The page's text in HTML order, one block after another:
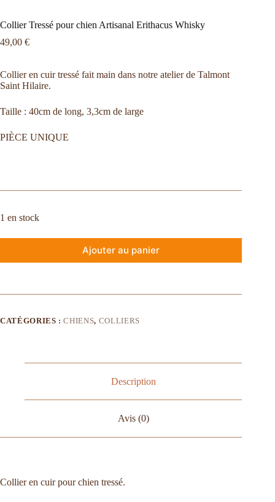
Collier Tressé pour chien Artisanal Erithacus Whisky
49,00 €
Collier en cuir tressé fait main dans notre atelier de Talmont
Saint Hilaire.
Taille : 40cm de long, 3,3cm de large
PIÈCE UNIQUE
1 en stock
Ajouter au panier
CATÉGORIES :CHIENS, COLLIERS
Description
Avis (0)
Collier en cuir pour chien tressé.